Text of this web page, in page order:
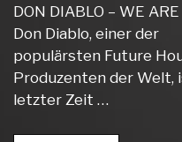
DON DIABLO – WE ARE
Don Diablo, einer der
populärsten Future
Produzenten der Welt,
letzter Zeit …